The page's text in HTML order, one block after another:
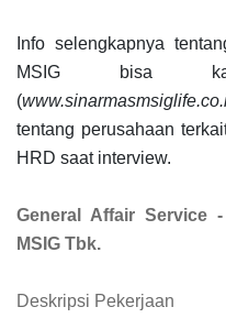
Info selengkapnya
MSIG bisa
(
tentang perusahaan
HRD saat interview.
General Affair Service-
MSIG Tbk.
Deskripsi Pekerjaan